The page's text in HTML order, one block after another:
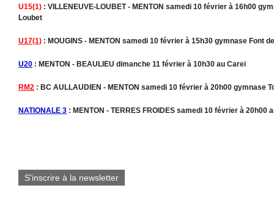
U15(1) : VILLENEUVE-LOUBET - MENTON samedi 10 février à 16h00
Loubet
U17(1) : MOUGINS - MENTON samedi 10 février à 15h30 gymnase Font
U20 : MENTON - BEAULIEU dimanche 11 février à 10h30 au Careï
RM2 : BC AULLAUDIEN - MENTON samedi 10 février à 20h00 gymnase
NATIONALE 3 : MENTON - TERRES FROIDES samedi 10 février à 20h00
S'inscrire à la newsletter